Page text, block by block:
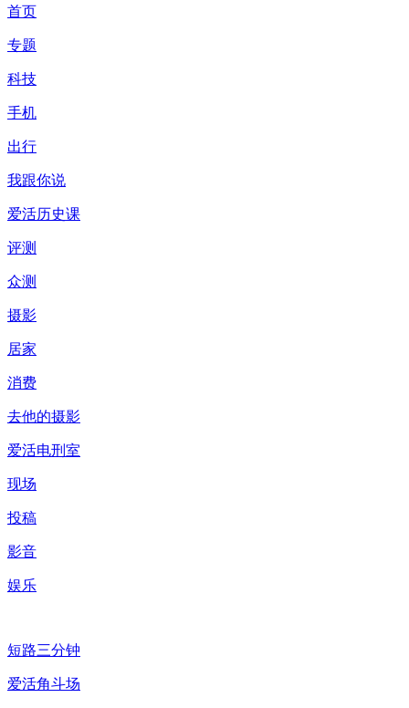
首页
专题
科技
手机
出行
我跟你说
爱活历史课
评测
众测
摄影
居家
消费
去他的摄影
爱活电刑室
现场
投稿
影音
娱乐
短路三分钟
爱活角斗场